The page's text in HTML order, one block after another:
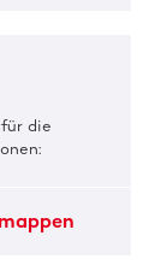
die